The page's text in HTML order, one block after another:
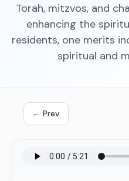
Torah, mitzvos, and
enhancing the
residents, one merits
spiritual and
← Prev